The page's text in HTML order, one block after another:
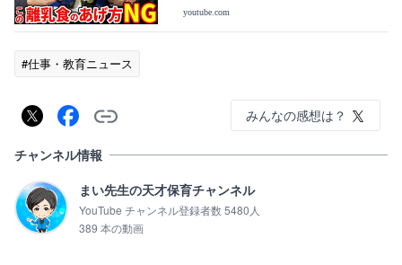
youtube.com
#仕事・教育ニュース
みんなの感想は？
チャンネル情報
まい先生の天才保育チャンネル
YouTube チャンネル登録者数 5480人
389 本の動画